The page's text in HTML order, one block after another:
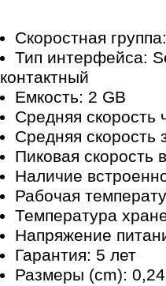
Скоростная
Тип интерфейса:
контактный
Емкость: 2 GB
Средняя скорость
Средняя скорость
Пиковая скорость
Наличие
Рабочая
Температура
Напряжение
Гарантия: 5 лет
Размеры (cm):